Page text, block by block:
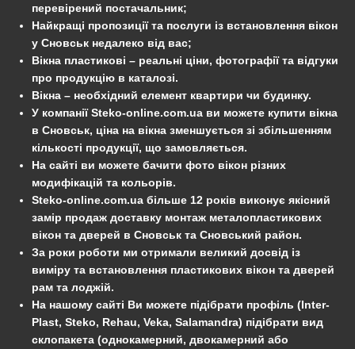
перевірений постачальник;
Найкращі пропозиції та послуги із встановлення вікон
у Сновськ недалеко від вас;
Вікна пластикові – реальні ціни, фотографії та відгуки
про продукцію в каталозі.
Вікна – необхідний елемент квартири чи будинку.
У компанії Steko-online.com.ua ви можете купити вікна
в Сновськ, ціна на вікна зменшується зі збільшенням
кількості продукції, що замовляється.
На сайті ви можете бачити фото вікон різних
модифікацій та кольорів.
Steko-online.com.ua більше 12 років виконує якісний
замір продаж доставку монтаж металопластикових
вікон та дверей в Сновськ та Сновський район.
За роки роботи ми отримали великий досвід із
виміру та встановлення пластикових вікон та дверей
рам та лоджій.
На нашому сайті Ви можете підібрати профіль (Inter-
Plast, Steko, Rehau, Veka, Salamandra) підібрати вид
склопакета (однокамерний, двокамерний або